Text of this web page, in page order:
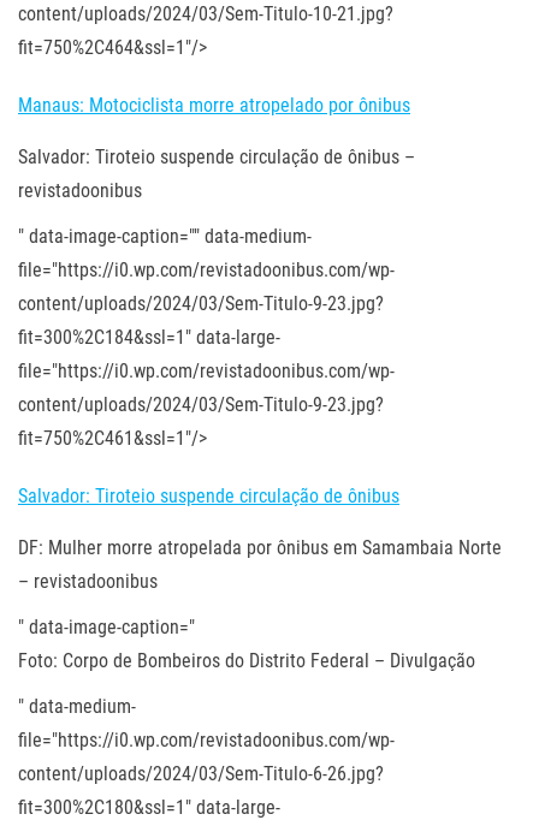
content/uploads/2024/03/Sem-Titulo-10-21.jpg?
fit=750%2C464&ssl=1"/>
Manaus: Motociclista morre atropelado por ônibus
Salvador: Tiroteio suspende circulação de ônibus –
revistadoonibus
" data-image-caption="" data-medium-
file="https://i0.wp.com/revistadoonibus.com/wp-
content/uploads/2024/03/Sem-Titulo-9-23.jpg?
fit=300%2C184&ssl=1" data-large-
file="https://i0.wp.com/revistadoonibus.com/wp-
content/uploads/2024/03/Sem-Titulo-9-23.jpg?
fit=750%2C461&ssl=1"/>
Salvador: Tiroteio suspende circulação de ônibus
DF: Mulher morre atropelada por ônibus em Samambaia Norte
– revistadoonibus
" data-image-caption="
Foto: Corpo de Bombeiros do Distrito Federal – Divulgação
" data-medium-
file="https://i0.wp.com/revistadoonibus.com/wp-
content/uploads/2024/03/Sem-Titulo-6-26.jpg?
fit=300%2C180&ssl=1" data-large-